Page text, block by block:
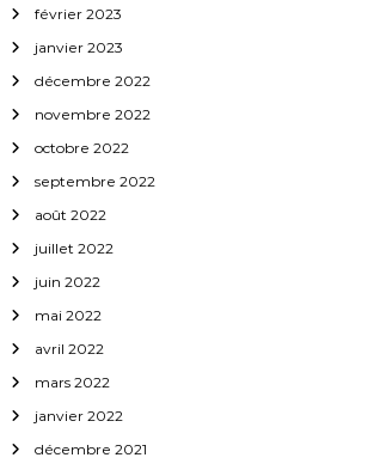
février 2023
janvier 2023
décembre 2022
novembre 2022
octobre 2022
septembre 2022
août 2022
juillet 2022
juin 2022
mai 2022
avril 2022
mars 2022
janvier 2022
décembre 2021